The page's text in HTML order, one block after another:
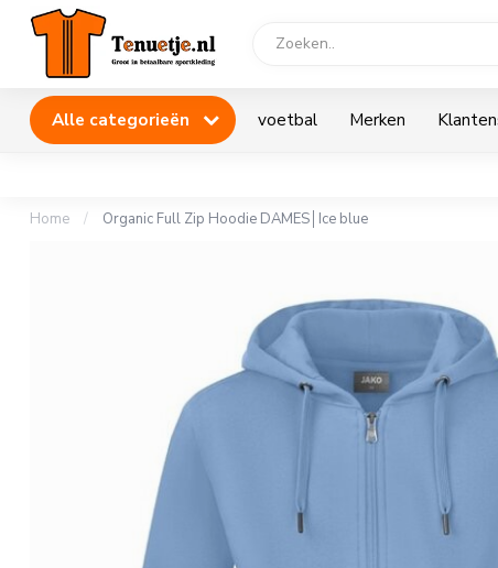
Alle categorieën voetbal Merken
Home / Organic Full Zip Hoodie DAMES│Ice blue